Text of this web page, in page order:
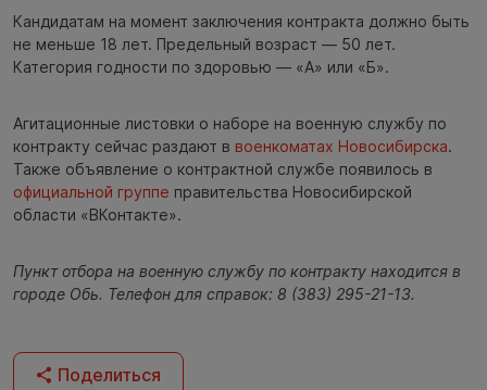
Кандидатам на момент заключения контракта должно быть
не меньше 18 лет. Предельный возраст — 50 лет.
Категория годности по здоровью — «А» или «Б».
Агитационные листовки о наборе на военную службу по
контракту сейчас раздают в военкоматах Новосибирска.
Также объявление о контрактной службе появилось в
официальной группе правительства Новосибирской
области «ВКонтакте».
Пункт отбора на военную службу по контракту находится в
городе Обь. Телефон для справок: 8 (383) 295-21-13.
Поделиться